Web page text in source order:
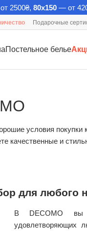
2500₴, 80х150 — от
Подарочные
Постельное белье
условия покупки
качественные и
для любого
В DECOMO вы
удовлетворяющих